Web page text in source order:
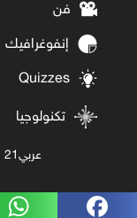
Facebook
WhatsApp
فن
إنفوغرافيك
Quizzes
تكنولوجيا
عربي21 ، جميع الحقوق محفوظة @ 2020